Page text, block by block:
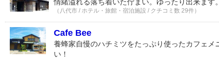
情緒溢れる落ち着いた佇まい。ゆったり出来ます
（八代市 / ホテル・旅館・宿泊施設 / クチコミ数 29件）
Cafe Bee
養蜂家自慢のハチミツをたっぷり使ったカフェメ
い！